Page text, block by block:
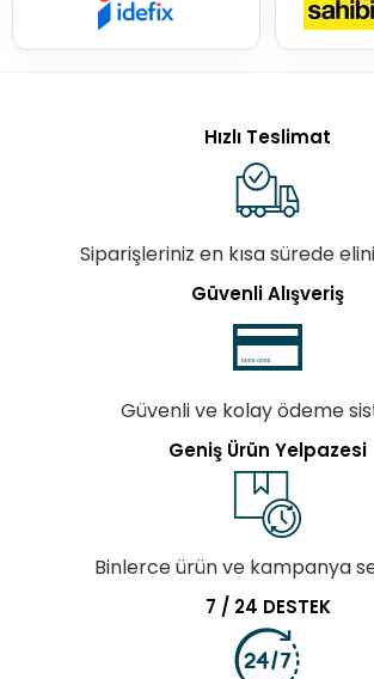
Hızlı Teslimat
Siparişleriniz en kısa sürede
Güvenli Alışveriş
Güvenli ve kolay ödeme
Geniş Ürün Yelpazesi
Binlerce ürün ve kampanya
7 / 24 DESTEK